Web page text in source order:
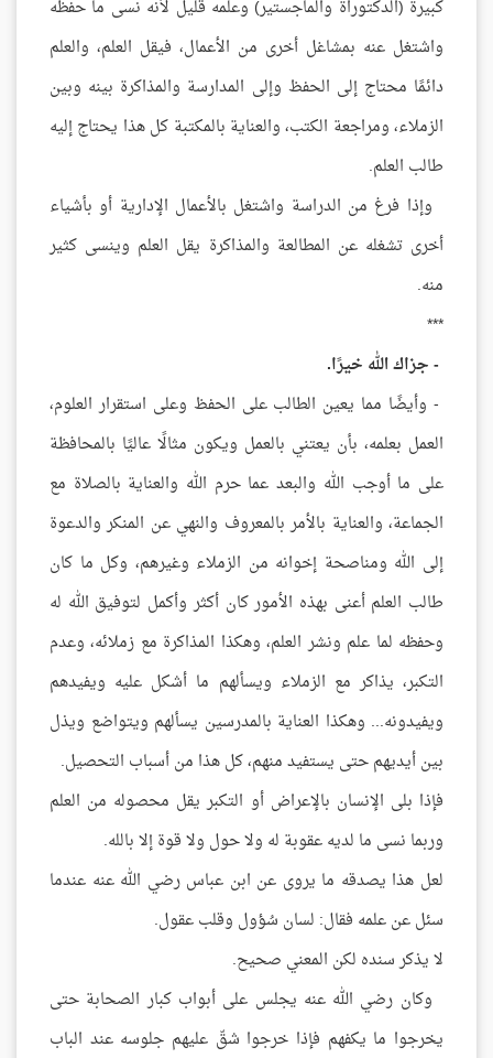
كبيرة (الدكتوراة والماجستير) وعلمه قليل لأنه نسى ما حفظه
واشتغل عنه بمشاغل أخرى من الأعمال، فيقل العلم، والعلم
دائمًا محتاج إلى الحفظ وإلى المدارسة والمذاكرة بينه وبين
الزملاء، ومراجعة الكتب، والعناية بالمكتبة كل هذا يحتاج إليه
طالب العلم.
وإذا فرغ من الدراسة واشتغل بالأعمال الإدارية أو بأشياء
أخرى تشغله عن المطالعة والمذاكرة يقل العلم وينسى كثير
منه.
***
- جزاك الله خيرًا.
- وأيضًا مما يعين الطالب على الحفظ وعلى استقرار العلوم،
العمل بعلمه، بأن يعتني بالعمل ويكون مثالًا عاليًا بالمحافظة
على ما أوجب الله والبعد عما حرم الله والعناية بالصلاة مع
الجماعة، والعناية بالأمر بالمعروف والنهي عن المنكر والدعوة
إلى الله ومناصحة إخوانه من الزملاء وغيرهم، وكل ما كان
طالب العلم أعنى بهذه الأمور كان أكثر وأكمل لتوفيق الله له
وحفظه لما علم ونشر العلم، وهكذا المذاكرة مع زملائه، وعدم
التكبر، يذاكر مع الزملاء ويسألهم ما أشكل عليه ويفيدهم
ويفيدونه... وهكذا العناية بالمدرسين يسألهم ويتواضع ويذل
بين أيديهم حتى يستفيد منهم، كل هذا من أسباب التحصيل.
فإذا بلى الإنسان بالإعراض أو التكبر يقل محصوله من العلم
وربما نسى ما لديه عقوبة له ولا حول ولا قوة إلا بالله.
لعل هذا يصدقه ما يروى عن ابن عباس رضي الله عنه عندما
سئل عن علمه فقال: لسان سُؤول وقلب عقول.
لا يذكر سنده لكن المعني صحيح.
وكان رضي الله عنه يجلس على أبواب كبار الصحابة حتى
يخرجوا ما يكفهم فإذا خرجوا شقّ عليهم جلوسه عند الباب